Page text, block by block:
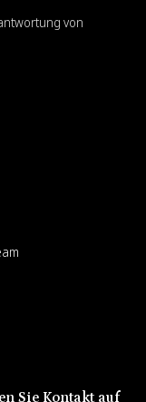
von
Sie Kontakt auf